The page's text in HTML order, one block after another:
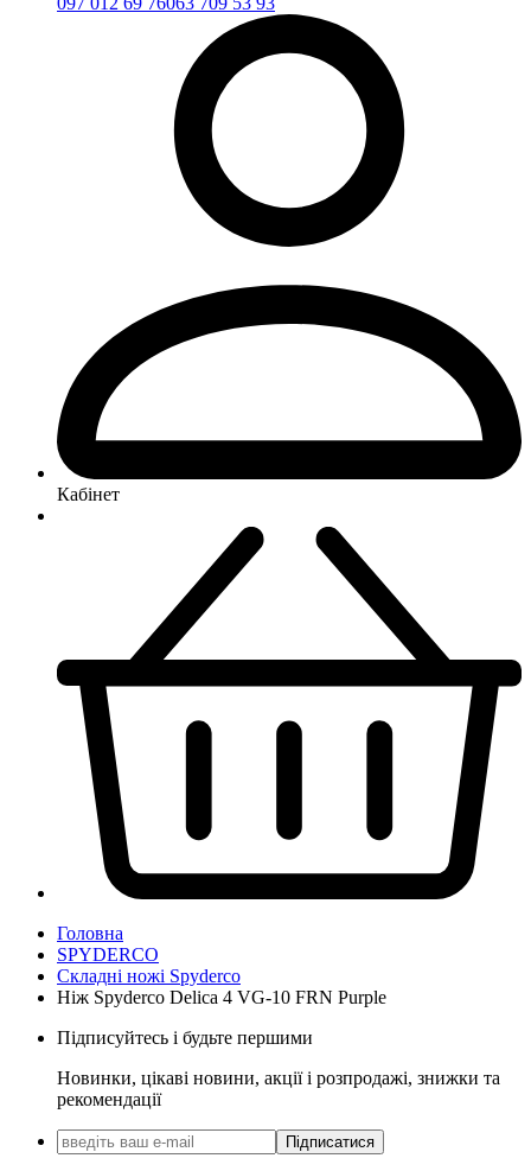
Кабінет
Головна
SPYDERCO
Складні ножі Spyderco
Ніж Spyderco Delica 4 VG-10 FRN Purple
Підписуйтесь і будьте першими
Новинки, цікаві новини, акції і розпродажі, знижки та
рекомендації
Підписатися